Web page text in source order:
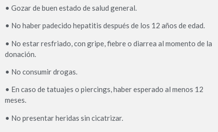
• Gozar de buen estado de salud general.
• No haber padecido hepatitis después de los 12 años de edad.
• No estar resfriado, con gripe, fiebre o diarrea al momento de la
donación.
• No consumir drogas.
• En caso de tatuajes o piercings, haber esperado al menos 12
meses.
• No presentar heridas sin cicatrizar.